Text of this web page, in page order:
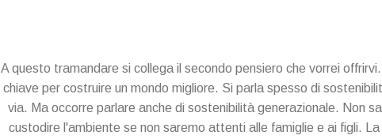
A questo tramandare si collega il secondo pensiero che vorrei
chiave per costruire un mondo migliore. Si parla spesso di
via. Ma occorre parlare anche di sostenibilità generazionale. Non
custodire l'ambiente se non saremo attenti alle famiglie e ai figli.